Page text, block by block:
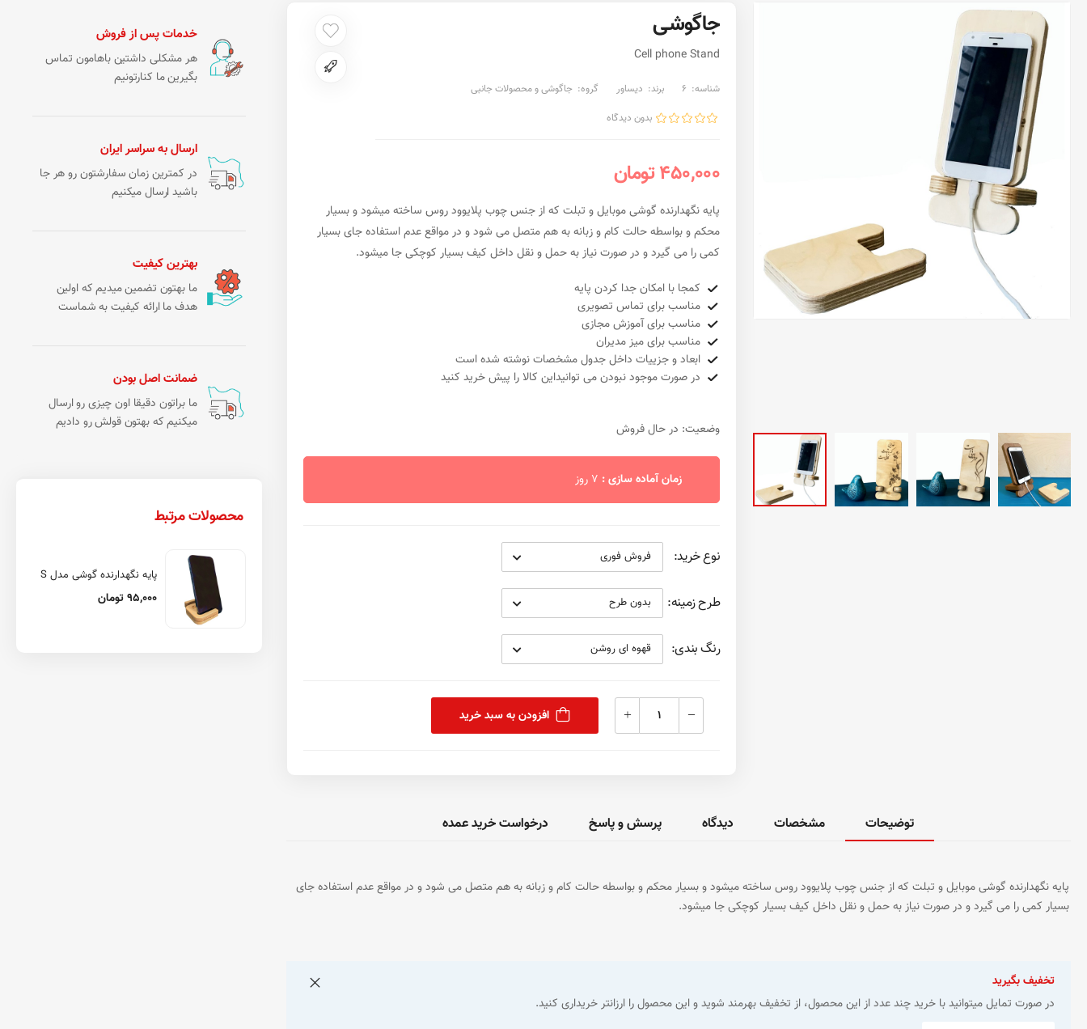
خدمات پس از فروش
هر مشکلی داشتین باهامون تماس
بگیرین ما کنارتونیم
ارسال به سراسر ایران
در کمترین زمان سفارشتون رو هر جا
باشید ارسال میکنیم
بهترین کیفیت
ما بهتون تضمین میدیم که اولین
هدف ما ارائه کیفیت به شماست
ضمانت اصل بودن
ما براتون دقیقا اون چیزی رو ارسال
میکنیم که بهتون قولش رو دادیم
محصولات مرتبط
پایه نگهدارنده گوشی مدل S
95,000 تومان
جاگوشی
Cell phone Stand
شناسه: 6 برند: دیساور گروه: جاگوشی و محصولات جانبی
بدون دیدگاه
450,000 تومان
پایه نگهدارنده گوشی موبایل و تبلت که از جنس چوب پلایوود روس ساخته میشود و بسیار
محکم و بواسطه حالت کام و زبانه به هم متصل می شود و در مواقع عدم استفاده جای بسیار
کمی را می گیرد و در صورت نیاز به حمل و نقل داخل کیف بسیار کوچکی جا میشود.
کمجا با امکان جدا کردن پایه
مناسب برای تماس تصویری
مناسب برای آموزش مجازی
مناسب برای میز مدیران
ابعاد و جزییات داخل جدول مشخصات نوشته شده است
در صورت موجود نبودن می توانیداین کالا را پیش خرید کنید
وضعیت: در حال فروش
زمان آماده سازی :
نوع خرید:
طرح زمینه:
رنگ بندی:
افزودن به سبد خرید
توضیحات مشخصات دیدگاه پرسش و پاسخ درخواست خرید عمده
پایه نگهدارنده گوشی موبایل و تبلت که از جنس چوب پلایوود روس ساخته میشود و بسیار محکم و بواسطه حالت کام و زبانه به هم متصل می شود و در مواقع عدم استفاده جای
بسیار کمی را می گیرد و در صورت نیاز به حمل و نقل داخل کیف بسیار کوچکی جا میشود.
تخفیف بگیرید
در صورت تمایل میتوانید با خرید چند عدد از این محصول، از تخفیف بهرمند شوید و این محصول را ارزانتر خریداری کنید.